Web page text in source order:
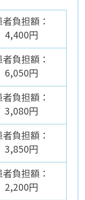
者負担額：
4,400円
者負担額：
6,050円
者負担額：
3,080円
者負担額：
3,850円
者負担額：
2,200円